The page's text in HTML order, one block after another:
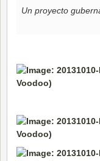
Un proyecto